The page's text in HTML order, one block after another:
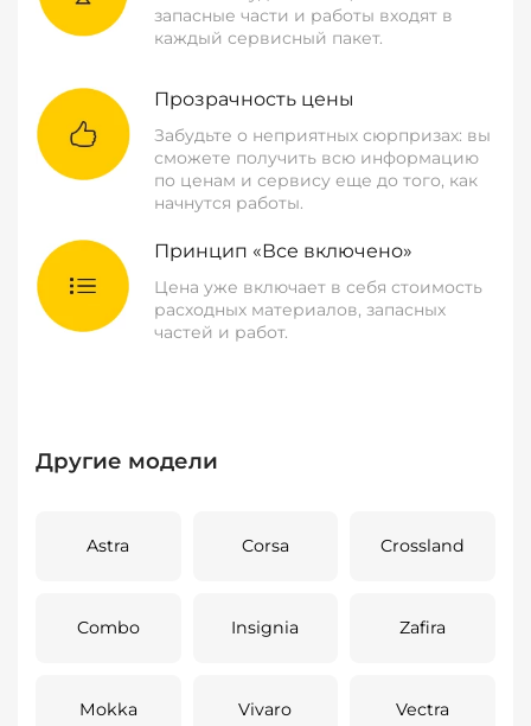
запасные части и работы входят в
каждый сервисный пакет.
Прозрачность цены
Забудьте о неприятных сюрпризах: вы
сможете получить всю информацию
по ценам и сервису еще до того, как
начнутся работы.
Принцип «Все включено»
Цена уже включает в себя стоимость
расходных материалов, запасных
частей и работ.
Другие модели
Astra Corsa Crossland
Combo Insignia Zafira
Mokka Vivaro Vectra